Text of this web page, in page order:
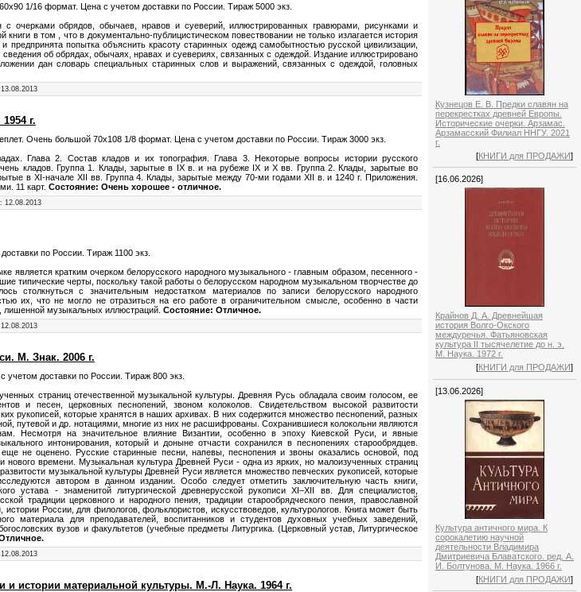
1/16 формат. Цена с учетом доставки по России. Тираж 5000 экз.
очерками обрядов, обычаев, нравов и суеверий, иллюстрированных гравюрами, рисунками и
в том , что в документально-публицистическом повествовании не только излагается история
попытка объяснить красоту старинных одежд самобытностью русской цивилизации,
об обрядах, обычаях, нравах и суевериях, связанных с одеждой. Издание иллюстрировано
дан словарь специальных старинных слов и выражений, связанных с одеждой, головных
13.08.2013
г.
Очень большой 70х108 1/8 формат. Цена с учетом доставки по России. Тираж 3000 экз.
Глава 2. Состав кладов и их топография. Глава 3. Некоторые вопросы истории русского
кладов. Группа 1. Клады, зарытые в IX в. и на рубеже IX и X вв. Группа 2. Клады, зарытые во
в XI-начале XII вв. Группа 4. Клады, зарытые между 70-ми годами XII в. и 1240 г. Приложения.
11 карт. Состояние: Очень хорошее - отличное.
12.08.2013
по России. Тираж 1100 экз.
кратким очерком белорусского народного музыкального - главным образом, песенного -
типические черты, поскольку такой работы о белорусском народном музыкальном творчестве до
столкнуться с значительным недостатком материалов по записи белорусского народного
их, что не могло не отразиться на его работе в ограничительном смысле, особенно в части
лишенной музыкальных иллюстраций. Состояние: Отличное.
12.08.2013
М. Знак. 2006 г.
доставки по России. Тираж 800 экз.
страниц отечественной музыкальной культуры. Древняя Русь обладала своим голосом, ее
и песен, церковных песнопений, звоном колоколов. Свидетельством высокой развитости
рукописей, которые хранятся в наших архивах. В них содержится множество песнопений, разных
путевой и др. нотациями, многие из них не расшифрованы. Сохранившиеся колокольни являются
Несмотря на значительное влияние Византии, особенно в эпоху Киевской Руси, и явные
интонирования, который и доныне отчасти сохранился в песнопениях старообрядцев.
не оценено. Русские старинные песни, напевы, песнопения и звоны оказались основой, под
нового времени. Музыкальная культура Древней Руси - одна из ярких, но малоизученных страниц
музыкальной культуры Древней Руси является множество певческих рукописей, которые
автором в данном издании. Особо следует отметить заключительную часть книги,
устава - знаменитой литургической древнерусской рукописи XI–XII вв. Для специалистов,
традиции церковного и народного пения, традиции старообрядческого пения, православной
истории России, для филологов, фольклористов, искусствоведов, культурологов. Книга может быть
материала для преподавателей, воспитанников и студентов духовных учебных заведений,
вузов и факультетов (учебные предметы Литургика. (Церковный устав, Литургическое
12.08.2013
истории материальной культуры. М.-Л. Наука. 1964 г.
Кузнецов Е. В. Предки славян на
перекрестках древней Европы.
Исторические очерки. Арзамас.
Арзамасский Филиал ННГУ. 2021
г.
[КНИГИ для ПРОДАЖИ]
[16.06.2026]
Крайнов Д. А. Древнейшая
история Волго-Окского
междуречья. Фатьяновская
культура II тысячелетие до н. э.
М. Наука. 1972 г.
[КНИГИ для ПРОДАЖИ]
[13.06.2026]
Культура античного мира. К
сорокалетию научной
деятельности Владимира
Дмитриевича Блаватского. ред. А.
И. Болтунова. М. Наука. 1966 г.
[КНИГИ для ПРОДАЖИ]